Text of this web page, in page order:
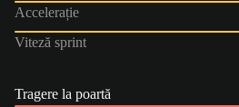
Accelerație
Viteză sprint
Tragere la poartă